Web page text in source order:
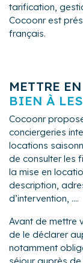
tarification,
Cocoonr est
français.
METTRE
BIEN À
Cocoonr
conciergeries
locations
de consulter les
la mise en
description,
d’intervention, ....
Avant de mettre
de le déclarer
notamment